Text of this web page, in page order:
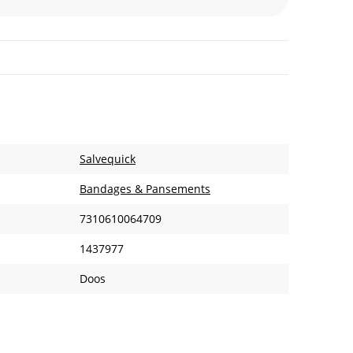
Salvequick
Bandages & Pansements
7310610064709
1437977
Doos